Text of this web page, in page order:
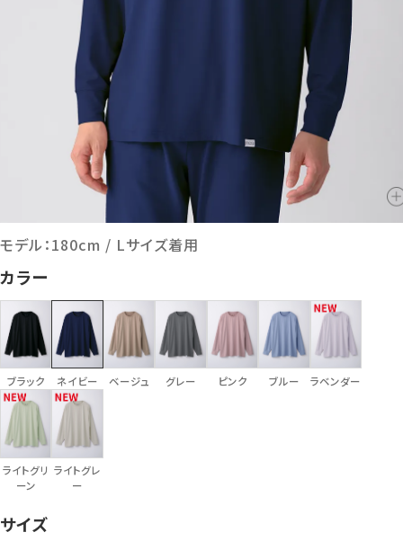
モデル：180cm / Lサイズ着用
カラー
ブラック ネイビー ベージュ グレー ピンク ブルー ラベンダー
ライトグリ
ーン
ライトグレ
ー
サイズ